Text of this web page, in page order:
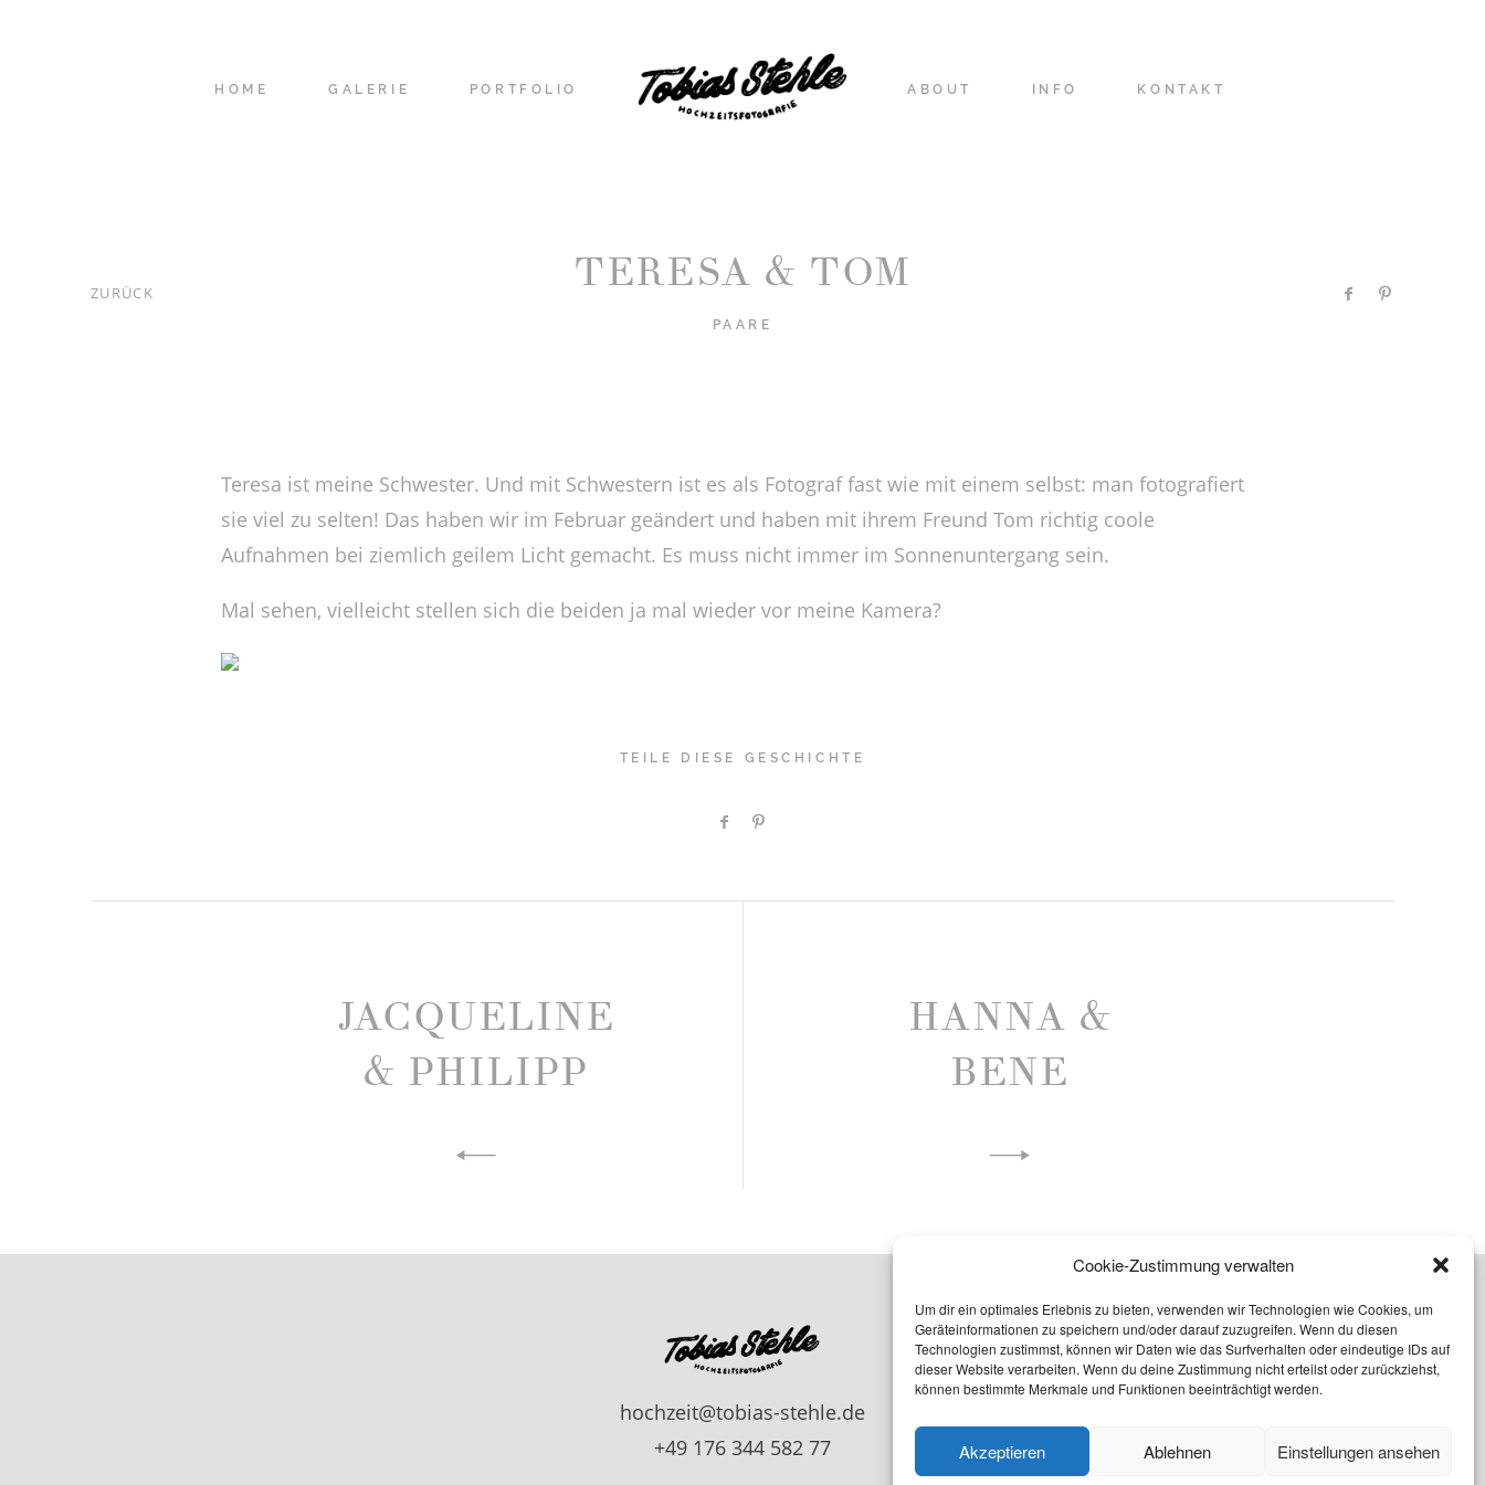
Cookie-Zustimmung verwalten
Um dir ein optimales Erlebnis zu bieten, verwenden wir Technologien wie Cookies, um
Geräteinformationen zu speichern und/oder darauf zuzugreifen. Wenn du diesen
Technologien zustimmst, können wir Daten wie das Surfverhalten oder eindeutige IDs auf
dieser Website verarbeiten. Wenn du deine Zustimmung nicht erteilst oder zurückziehst,
können bestimmte Merkmale und Funktionen beeinträchtigt werden.
Akzeptieren Ablehnen Einstellungen ansehen
HOME GALERIE PORTFOLIO ABOUT INFO KONTAKT
ZURÜCK TERESA & TOM
PAARE
Teresa ist meine Schwester. Und mit Schwestern ist es als Fotograf fast wie mit einem selbst: man fotografiert
sie viel zu selten! Das haben wir im Februar geändert und haben mit ihrem Freund Tom richtig coole
Aufnahmen bei ziemlich geilem Licht gemacht. Es muss nicht immer im Sonnenuntergang sein.
Mal sehen, vielleicht stellen sich die beiden ja mal wieder vor meine Kamera?
TEILE DIESE GESCHICHTE
JACQUELINE
& PHILIPP
HANNA &
BENE
hochzeit@tobias-stehle.de
+49 176 344 582 77
IMPRESSUM
DATENSCHUTZ